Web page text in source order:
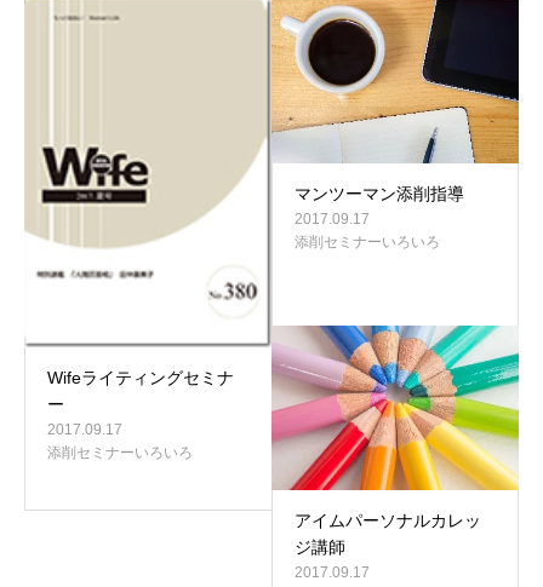
Wifeライティングセミナ
ー
2017.09.17
添削セミナーいろいろ
マンツーマン添削指導
2017.09.17
添削セミナーいろいろ
アイムパーソナルカレッ
ジ講師
2017.09.17